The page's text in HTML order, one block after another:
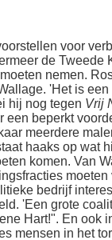
voor
de Tweede
nemen.
'Het is
hij nog tegen Vrij
beperkt
meerdere
haaks op wat
komen. Van
bedrijf
'Een gro­te
Hart!". En ook
men­sen in het